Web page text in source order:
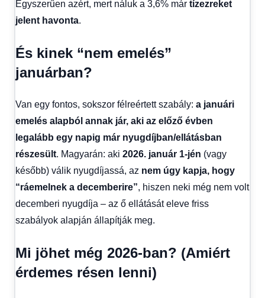
Egyszerűen azért, mert náluk a 3,6% már tízezreket
jelent havonta.
És kinek “nem emelés”
januárban?
Van egy fontos, sokszor félreértett szabály: a januári
emelés alapból annak jár, aki az előző évben
legalább egy napig már nyugdíjban/ellátásban
részesült. Magyarán: aki 2026. január 1-jén (vagy
később) válik nyugdíjassá, az nem úgy kapja, hogy
“ráemelnek a decemberire”, hiszen neki még nem volt
decemberi nyugdíja – az ő ellátását eleve friss
szabályok alapján állapítják meg.
Mi jöhet még 2026-ban? (Amiért
érdemes résen lenni)